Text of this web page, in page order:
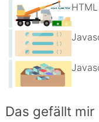
Das gefällt mir